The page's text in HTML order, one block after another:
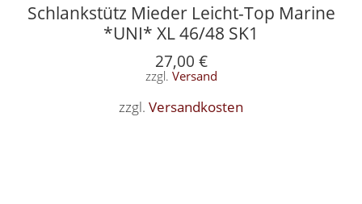
Schlankstütz Mieder Leicht-Top Marine
*UNI* XL 46/48 SK1
27,00 €
zzgl. Versand
zzgl. Versandkosten